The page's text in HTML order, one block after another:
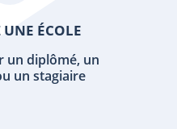
UNE ÉCOLE
un diplômé, un
un stagiaire